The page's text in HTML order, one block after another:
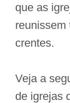
que as
reunissem
crentes.
Veja a
de igrejas